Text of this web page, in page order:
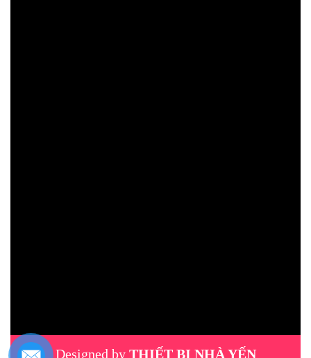
Designed by THIẾT BỊ NHÀ YẾN